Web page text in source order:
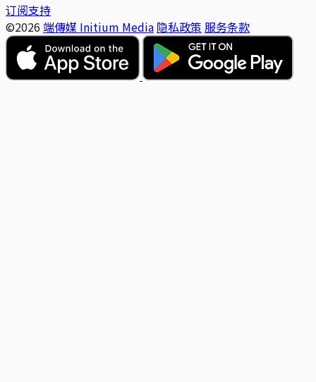
订阅支持
©2026 端傳媒 Initium Media 隐私政策 服务条款